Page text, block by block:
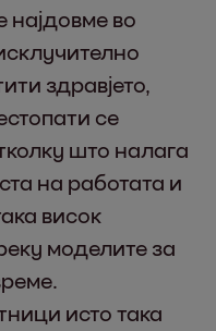
најдовме во
здравјето,
се
што налага
на работата и
висок
моделите за
исто така